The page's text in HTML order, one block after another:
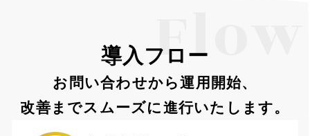
Flow
導入フロー
お問い合わせから運用開始、
改善までスムーズに進行いたします。